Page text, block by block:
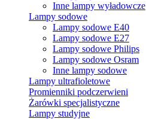
Inne lampy wyładowcze
Lampy sodowe
Lampy sodowe E40
Lampy sodowe E27
Lampy sodowe Philips
Lampy sodowe Osram
Inne lampy sodowe
Lampy ultrafioletowe
Promienniki podczerwieni
Żarówki specjalistyczne
Lampy studyjne